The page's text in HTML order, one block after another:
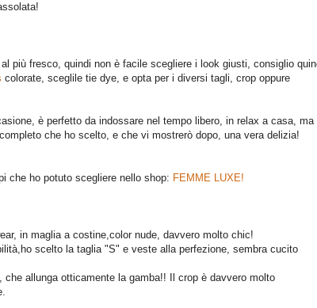
più fresco, quindi non è facile scegliere i look giusti, consiglio
colorate, sceglile tie dye, e opta per i diversi tagli, crop oppure
è perfetto da indossare nel tempo libero, in relax a casa, ma
che ho scelto, e che vi mostrerò dopo, una vera delizia!
che ho potuto scegliere nello shop: FEMME LUXE!
in maglia a costine,color nude, davvero molto chic!
scelto la taglia "S" e veste alla perfezione, sembra cucito
allunga otticamente la gamba!! Il crop è davvero molto